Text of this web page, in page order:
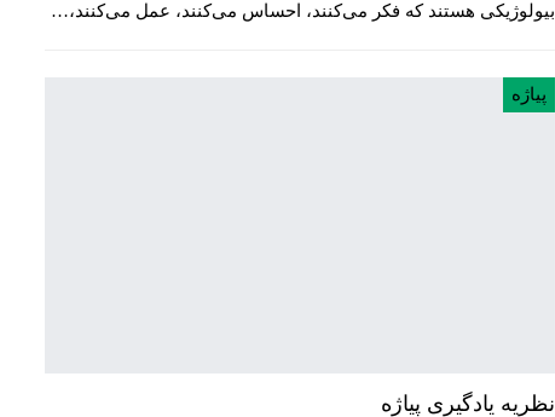
بیولوژیکی هستند که فکر می‌کنند، احساس می‌کنند، عمل می‌کنند،…
پیاژه
نظریه یادگیری پیاژه